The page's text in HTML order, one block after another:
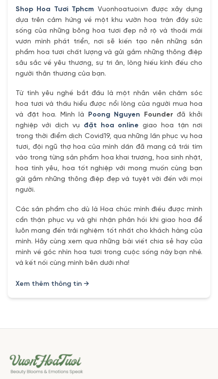
Shop Hoa Tươi Tphcm Vuonhoatuoi.vn được xây dựng
dựa trên cảm hứng về một khu vườn hoa tràn đầy sức
sống của những bông hoa tươi đẹp nở rộ và thoải mái
vươn mình phát triển, nơi sẽ kiến tạo nên những sản
phẩm hoa tươi chất lượng và gửi gắm những thông điệp
sâu sắc về yêu thương, sự tri ân, lòng hiếu kính đếu cho
người thân thương của bạn.
Từ tình yêu nghề bắt đầu là một nhân viên chăm sóc
hoa tươi và thấu hiểu được nổi lòng của người mua hoa
và đặt hoa. Mình là
Poong Nguyen Founder đã khởi
nghiệp với dịch vụ đặt hoa online giao hoa tận nơi
trong thời điểm dịch Covid19, qua những lần phục vụ hoa
tươi, đội ngũ thợ hoa của mình dần đã mang cả trái tím
vào trong từng sản phẩm hoa khai trương, hoa sinh nhật,
hoa tình yêu, hoa tốt nghiệp với mong muốn cùng bạn
gửi gắm những thông điệp đẹp và tuyệt vời đến với mọi
người.
Các sản phẩm cho dù là Hoa chúc mình điều được mình
cẩn thận phục vụ và ghi nhận phản hồi khi giao hoa để
luôn mang đến trải nghiệm tốt nhất cho khách hàng của
mình. Hãy cùng xem qua những bài viết chia sẻ hay của
mình về góc nhìn hoa tươi trong cuộc sống này bạn nhé.
và kết nối cùng mình bên dưới nha!
Xem thêm thông tin →